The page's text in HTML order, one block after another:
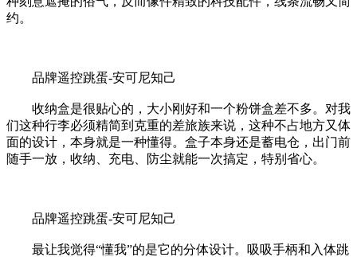
约。
品牌遥控跳蛋-安可尼知己
收纳盒是很贴心的，大小刚好和一个粉饼盒差不多。对我
们这种行李必须精简到克重的差旅族来说，这种不占地方又体
面的设计，本身就是一种懂得。盒子本身还是蓄电仓，出门前
随手一放，收纳、充电、防尘就能一次搞定，特别省心。
品牌遥控跳蛋-安可尼知己
最让我觉得“懂我”的是它的分体设计。吸吸手柄和入体跳